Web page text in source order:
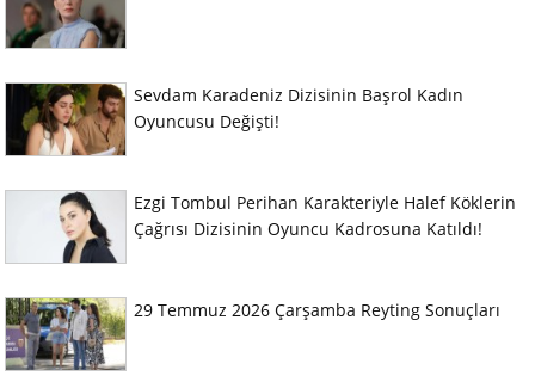
Sevdam Karadeniz Dizisinin Başrol Kadın
Oyuncusu Değişti!
Ezgi Tombul Perihan Karakteriyle Halef Köklerin
Çağrısı Dizisinin Oyuncu Kadrosuna Katıldı!
29 Temmuz 2026 Çarşamba Reyting Sonuçları